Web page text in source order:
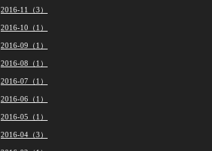
2016-11（3）
2016-10（1）
2016-09（1）
2016-08（1）
2016-07（1）
2016-06（1）
2016-05（1）
2016-04（3）